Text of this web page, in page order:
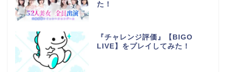
た！
『チャレンジ評価』【BIGO
LIVE】をプレイしてみた！